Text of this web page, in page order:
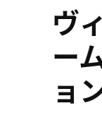
ヴ
ー
ョ